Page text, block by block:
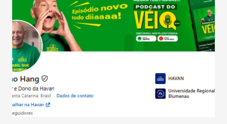
Salário para um número maior de trabalhadores, já que o
país tem a menor taxa de desemprego dos anos recentes.
Ainda segundo a Pesquisa, em novembro de 2025, 40% dos
bares e restaurantes operaram com lucro e outros 40%
registraram equilíbrio financeiro. Já o percentual de
estabelecimentos no prejuízo ficou em 19%, pouco abaixo
do observado no mês anterior. Outros 1% não existiam em
novembro. Em relação a outubro, o faturamento também
cresceu. De acordo com a pesquisa, 44% dos n...